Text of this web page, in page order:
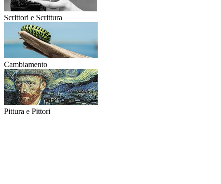
Scrittori e Scrittura
Cambiamento
Pittura e Pittori